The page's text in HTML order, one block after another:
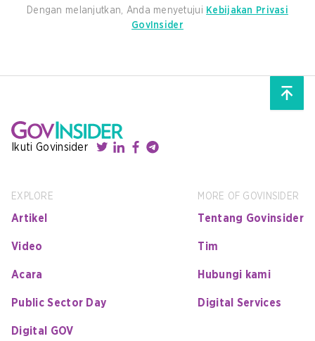
Dengan melanjutkan, Anda menyetujui Kebijakan Privasi
GovInsider
Ikuti Govinsider
EXPLORE
Artikel
Video
Acara
Public Sector Day
Digital GOV
MORE OF GOVINSIDER
Tentang Govinsider
Tim
Hubungi kami
Digital Services